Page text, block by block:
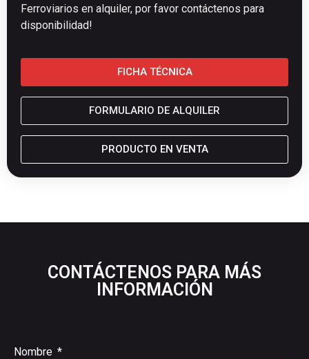
Ferroviarios en alquiler, por favor contáctenos para
disponibilidad!
FICHA TÉCNICA
FORMULARIO DE ALQUILER
PRODUCTO EN VENTA
CONTÁCTENOS PARA MÁS
INFORMACIÓN
Nombre